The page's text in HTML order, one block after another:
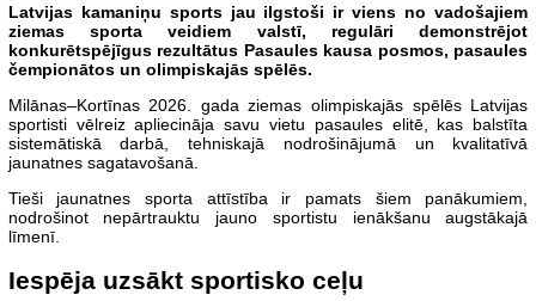
Latvijas kamaniņu sports jau ilgstoši ir viens no vadošajiem
ziemas sporta veidiem valstī, regulāri demonstrējot
konkurētspējīgus rezultātus Pasaules kausa posmos, pasaules
čempionātos un olimpiskajās spēlēs.
Milānas–Kortīnas 2026. gada ziemas olimpiskajās spēlēs Latvijas
sportisti vēlreiz apliecināja savu vietu pasaules elitē, kas balstīta
sistemātiskā darbā, tehniskajā nodrošinājumā un kvalitatīvā
jaunatnes sagatavošanā.
Tieši jaunatnes sporta attīstība ir pamats šiem panākumiem,
nodrošinot nepārtrauktu jauno sportistu ienākšanu augstākajā
līmenī.
Iespēja uzsākt sportisko ceļu